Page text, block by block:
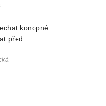
konopné
před
pro